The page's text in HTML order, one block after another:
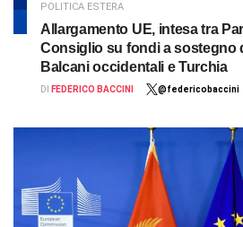
POLITICA ESTERA
Allargamento UE, intesa tra
Consiglio su fondi a sostegno
Balcani occidentali e Turchia
DI FEDERICO BACCINI @federicobaccini